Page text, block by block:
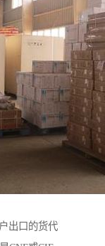
出口的货代